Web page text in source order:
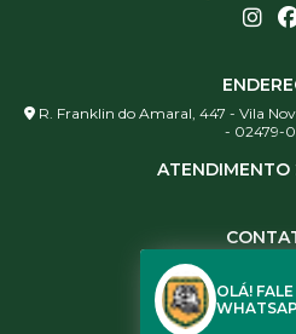
R. Franklin do Amaral, 447 - Vila
- 02479-
ATENDIMENTO
(11)
OLÁ!